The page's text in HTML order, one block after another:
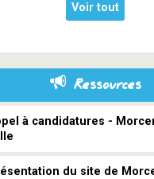
Voir tout
Ressources
à candidatures -
du site de